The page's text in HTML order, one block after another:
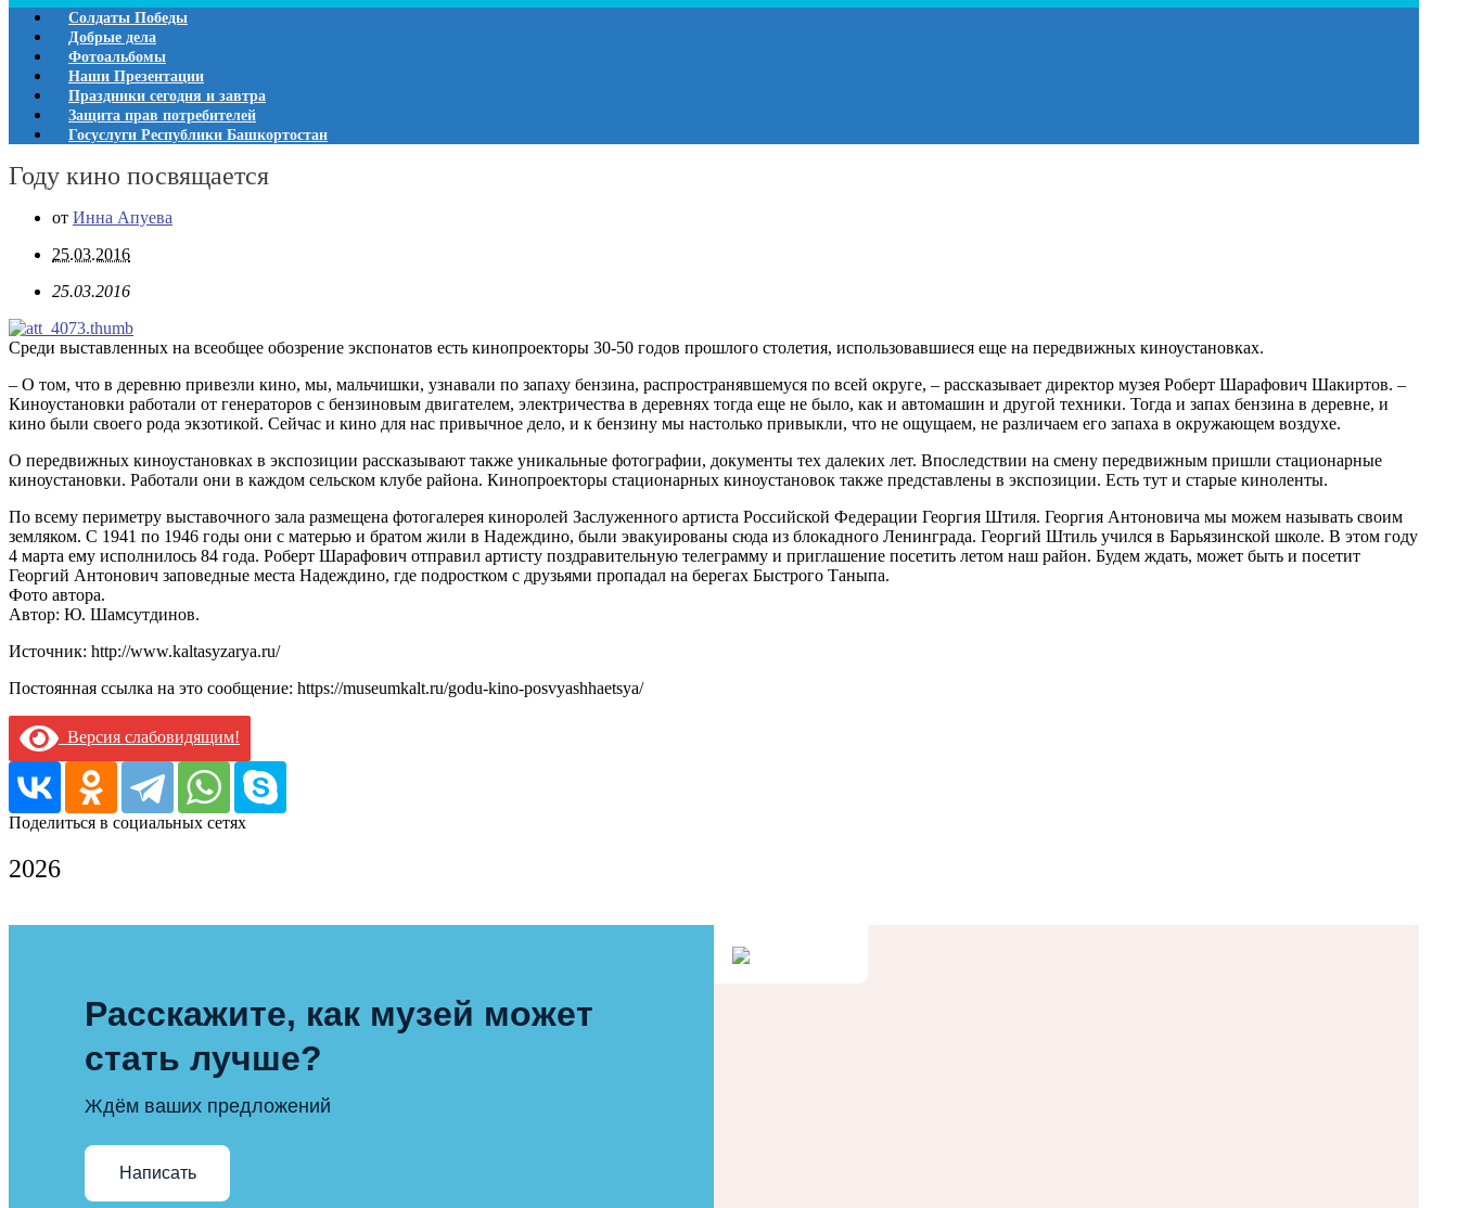
Солдаты Победы
Добрые дела
Фотоальбомы
Наши Презентации
Праздники сегодня и завтра
Защита прав потребителей
Госуслуги Республики Башкортостан
Году кино посвящается
от Инна Апуева
25.03.2016
25.03.2016
Среди выставленных на всеобщее обозрение экспонатов есть кинопроекторы 30-50 годов прошлого столетия, использовавшиеся еще на передвижных киноустановках.
– О том, что в деревню привезли кино, мы, мальчишки, узнавали по запаху бензина, распространявшемуся по всей округе, – рассказывает директор музея Роберт Шарафович Шакиртов. –
Киноустановки работали от генераторов с бензиновым двигателем, электричества в деревнях тогда еще не было, как и автомашин и другой техники. Тогда и запах бензина в деревне, и
кино были своего рода экзотикой. Сейчас и кино для нас привычное дело, и к бензину мы настолько привыкли, что не ощущаем, не различаем его запаха в окружающем воздухе.
О передвижных киноустановках в экспозиции рассказывают также уникальные фотографии, документы тех далеких лет. Впоследствии на смену передвижным пришли стационарные
киноустановки. Работали они в каждом сельском клубе района. Кинопроекторы стационарных киноустановок также представлены в экспозиции. Есть тут и старые киноленты.
По всему периметру выставочного зала размещена фотогалерея киноролей Заслуженного артиста Российской Федерации Георгия Штиля. Георгия Антоновича мы можем называть своим
земляком. С 1941 по 1946 годы они с матерью и братом жили в Надеждино, были эвакуированы сюда из блокадного Ленинграда. Георгий Штиль учился в Барьязинской школе. В этом году
4 марта ему исполнилось 84 года. Роберт Шарафович отправил артисту поздравительную телеграмму и приглашение посетить летом наш район. Будем ждать, может быть и посетит
Георгий Антонович заповедные места Надеждино, где подростком с друзьями пропадал на берегах Быстрого Таныпа.
Фото автора.
Автор: Ю. Шамсутдинов.
Источник: http://www.kaltasyzarya.ru/
Постоянная ссылка на это сообщение: https://museumkalt.ru/godu-kino-posvyashhaetsya/
Версия слабовидящим!
Поделиться в социальных сетях
2026
Расскажите, как музей может
стать лучше?
Ждём ваших предложений
Написать